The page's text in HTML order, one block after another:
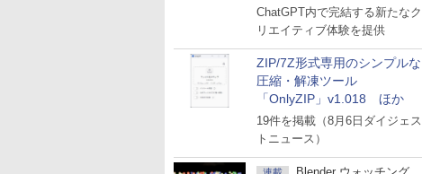
Premiereなどの機能を1つの
プラグインに統合
ChatGPT内で完結する新たなク
リエイティブ体験を提供
ZIP/7Z形式専用のシンプルな
圧縮・解凍ツール
「OnlyZIP」v1.018 ほか
19件を掲載（8月6日ダイジェス
トニュース）